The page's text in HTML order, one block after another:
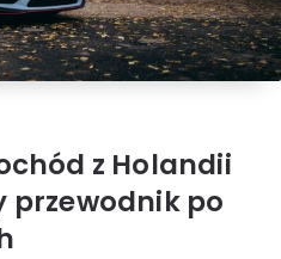
z Holandii
przewodnik po